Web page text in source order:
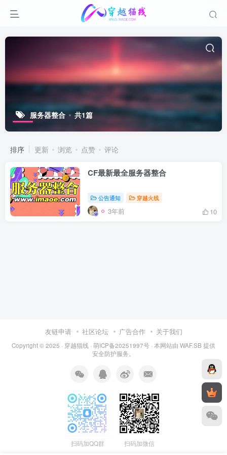
服务器整合 共1篇
排序 更新 浏览 点赞 评论
CF最新最全服务器整合
公告通知 穿越火线
3年前 10
友链申请 社区论坛 广告合作 关于我们
Copyright © 2025 · 穿越猫线 · 萌ICP备20251997号 · 本网站由 WAF.SB 提供
安全防护服务。
扫码加QQ群 扫码加微信